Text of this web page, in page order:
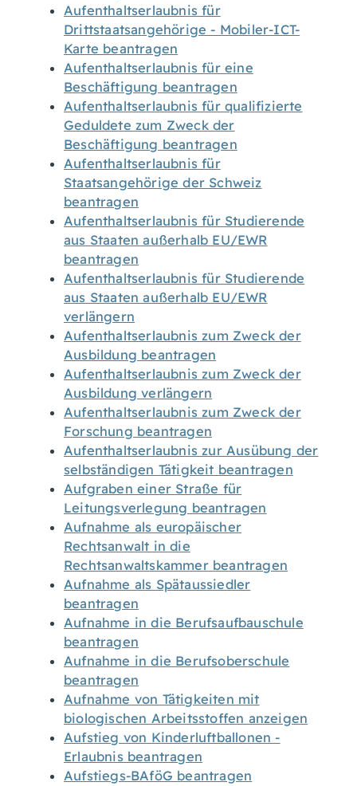
Aufenthaltserlaubnis für
Drittstaatsangehörige - Mobiler-ICT-
Karte beantragen
Aufenthaltserlaubnis für eine
Beschäftigung beantragen
Aufenthaltserlaubnis für qualifizierte
Geduldete zum Zweck der
Beschäftigung beantragen
Aufenthaltserlaubnis für
Staatsangehörige der Schweiz
beantragen
Aufenthaltserlaubnis für Studierende
aus Staaten außerhalb EU/EWR
beantragen
Aufenthaltserlaubnis für Studierende
aus Staaten außerhalb EU/EWR
verlängern
Aufenthaltserlaubnis zum Zweck der
Ausbildung beantragen
Aufenthaltserlaubnis zum Zweck der
Ausbildung verlängern
Aufenthaltserlaubnis zum Zweck der
Forschung beantragen
Aufenthaltserlaubnis zur Ausübung der
selbständigen Tätigkeit beantragen
Aufgraben einer Straße für
Leitungsverlegung beantragen
Aufnahme als europäischer
Rechtsanwalt in die
Rechtsanwaltskammer beantragen
Aufnahme als Spätaussiedler
beantragen
Aufnahme in die Berufsaufbauschule
beantragen
Aufnahme in die Berufsoberschule
beantragen
Aufnahme von Tätigkeiten mit
biologischen Arbeitsstoffen anzeigen
Aufstieg von Kinderluftballonen -
Erlaubnis beantragen
Aufstiegs-BAföG beantragen